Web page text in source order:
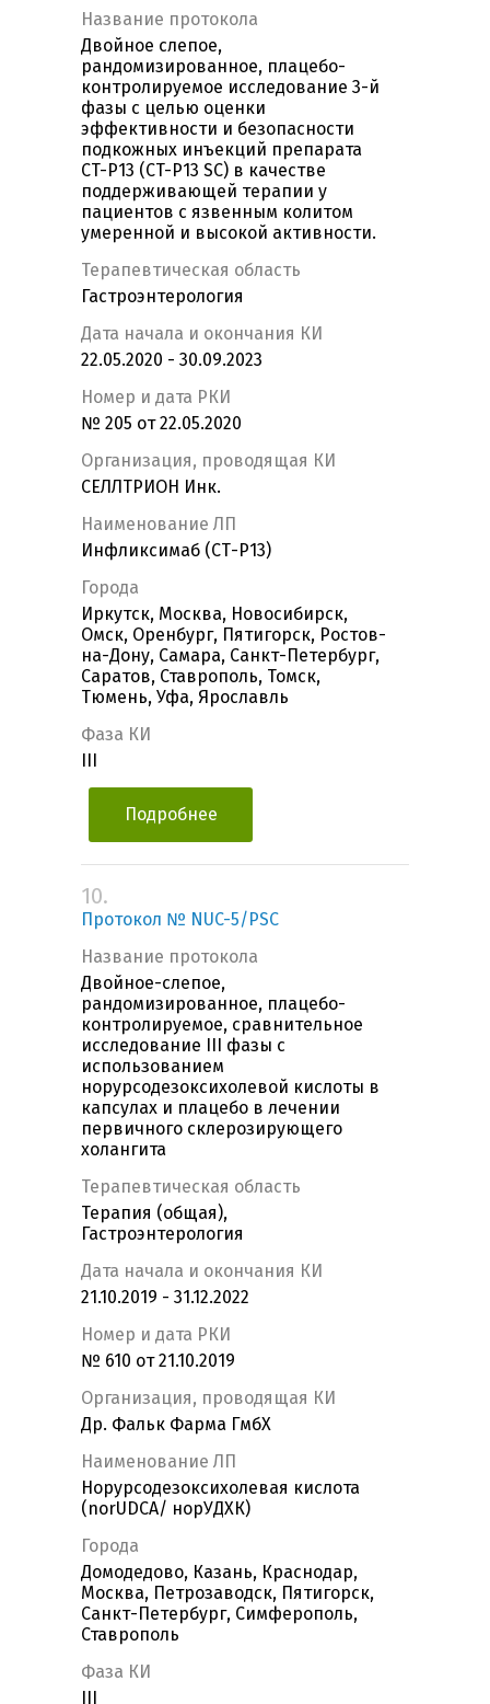
Название протокола
Двойное слепое,
рандомизированное, плацебо-
контролируемое исследование 3-й
фазы с целью оценки
эффективности и безопасности
подкожных инъекций препарата
CT-P13 (CT-P13 SC) в качестве
поддерживающей терапии у
пациентов с язвенным колитом
умеренной и высокой активности.
Терапевтическая область
Гастроэнтерология
Дата начала и окончания КИ
22.05.2020 - 30.09.2023
Номер и дата РКИ
№ 205 от 22.05.2020
Организация, проводящая КИ
СЕЛЛТРИОН Инк.
Наименование ЛП
Инфликсимаб (СТ-Р13)
Города
Иркутск, Москва, Новосибирск,
Омск, Оренбург, Пятигорск, Ростов-
на-Дону, Самара, Санкт-Петербург,
Саратов, Ставрополь, Томск,
Тюмень, Уфа, Ярославль
Фаза КИ
Подробнее
10.
Протокол № NUC-5/PSC
Название протокола
Двойное-слепое,
рандомизированное, плацебо-
контролируемое, сравнительное
исследование III фазы с
использованием
норурсодезоксихолевой кислоты в
капсулах и плацебо в лечении
первичного склерозирующего
холангита
Терапевтическая область
Терапия (общая),
Гастроэнтерология
Дата начала и окончания КИ
21.10.2019 - 31.12.2022
Номер и дата РКИ
№ 610 от 21.10.2019
Организация, проводящая КИ
Др. Фальк Фарма ГмбХ
Наименование ЛП
Норурсодезоксихолевая кислота
(norUDCA/ норУДХК)
Города
Домодедово, Казань, Краснодар,
Москва, Петрозаводск, Пятигорск,
Санкт-Петербург, Симферополь,
Ставрополь
Фаза КИ